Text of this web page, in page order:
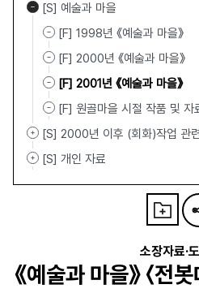
[S] 예술과 마을
[F] 1998년 《예술과 마을》
[F] 2000년 《예술과 마을》
[F] 2001년 《예술과 마을》
[F] 원골마을 시절 작품 및
[S] 2000년 이후 (회화)작업 관
[S] 개인 자료
소장자료·
《예술과 마을》 〈전